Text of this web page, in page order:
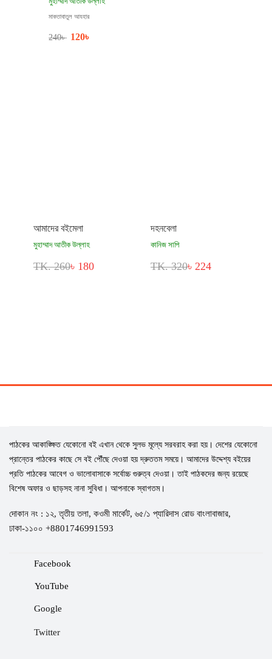
মাকতাবাতুল আযহার
240৳ 120৳
আমাদের বইমেলা
মুহাম্মাদ আতীক উল্লাহ
TK. 260৳ 180
দহনবেলা
কানিজ সাপি
TK. 320৳ 224
পাঠকের আকাঙ্ক্ষিত যেকোনো বই এখান থেকে সুলভ মূল্যে সরবরাহ করা হয়। দেশের যেকোনো
প্রান্তের পাঠকের কাছে সে বই পৌঁছে দেওয়া হয় দ্রুততম সময়ে। আমাদের উদ্দেশ্য বইয়ের
প্রতি পাঠকের আবেগ ও ভালোবাসাকে সর্বোচ্চ গুরুত্ব দেওয়া। তাই পাঠকদের জন্য রয়েছে
বিশেষ অফার ও ছাড়সহ নানা সুবিধা। আপনাকে স্বাগতম।
দোকান নং : ১২, তৃতীয় তলা, কওমী মার্কেট, ৬৫/১ প্যারিদাস রোড বাংলাবাজার,
ঢাকা-১১০০ +8801746991593
Facebook
YouTube
Google
Twitter